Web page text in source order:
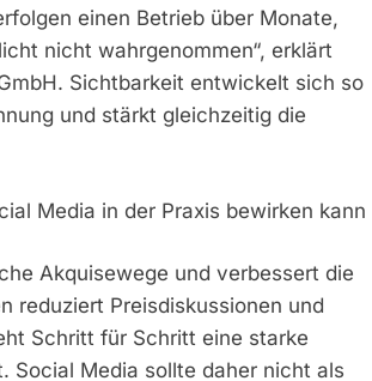
einen Betrieb über Monate,
nicht wahrgenommen“, erklärt
Sichtbarkeit entwickelt sich so
und stärkt gleichzeitig die
Media in der Praxis bewirken kann
Akquisewege und verbessert die
reduziert Preisdiskussionen und
Schritt für Schritt eine starke
Social Media sollte daher nicht als